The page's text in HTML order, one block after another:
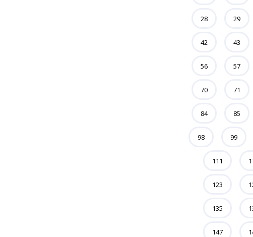
28 29
42 43
56 57
70 71
84 85
98 99
111
123
135
147